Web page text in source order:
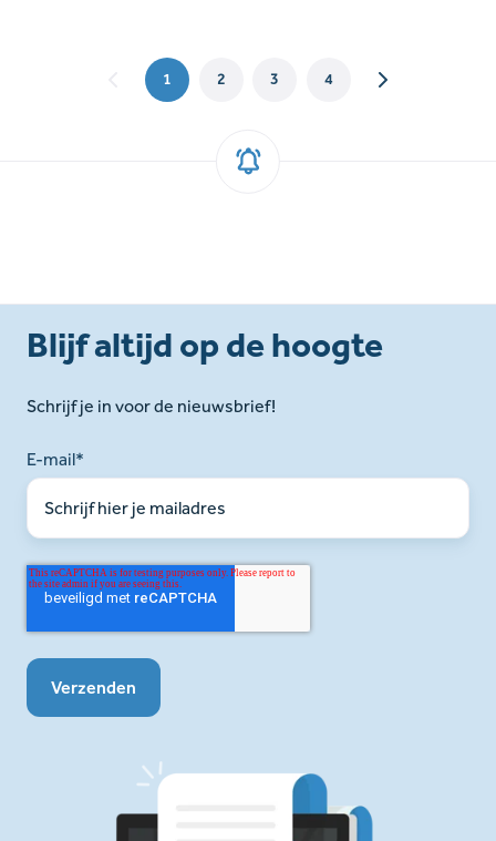
1 2 3 4
Blijf altijd op de hoogte
Schrijf je in voor de nieuwsbrief!
E-mail*